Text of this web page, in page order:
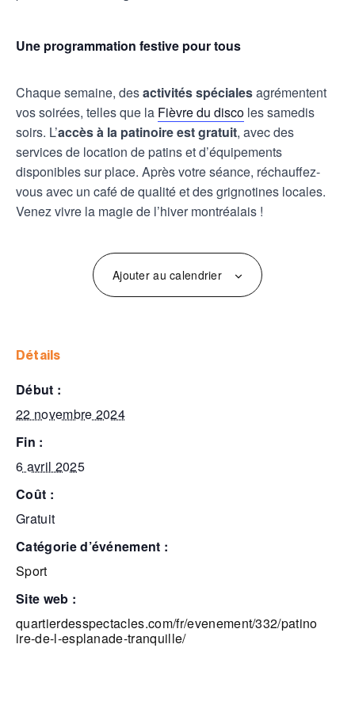
Une programmation festive pour tous
Chaque semaine, desactivités spécialesagrémentent
vos soirées, telles que la Fièvre du disco les samedis
soirs. L’accès à la patinoire est gratuit, avec des
services de location de patins et d’équipements
disponibles sur place. Après votre séance, réchauffez-
vous avec un café de qualité et des grignotines locales.
Venez vivre la magie de l’hiver montréalais !
Ajouter au calendrier
détails
début :
22 novembre 2024
fin :
6 avril 2025
coût :
Gratuit
catégorie d’événement :
Sport
site web :
quartierdesspectacles.com/fr/evenement/332/patino
ire-de-l-esplanade-tranquille/